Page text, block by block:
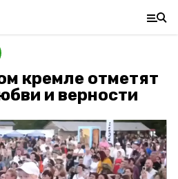
кремле отметят
и верности